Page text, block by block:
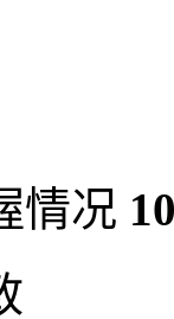
情况